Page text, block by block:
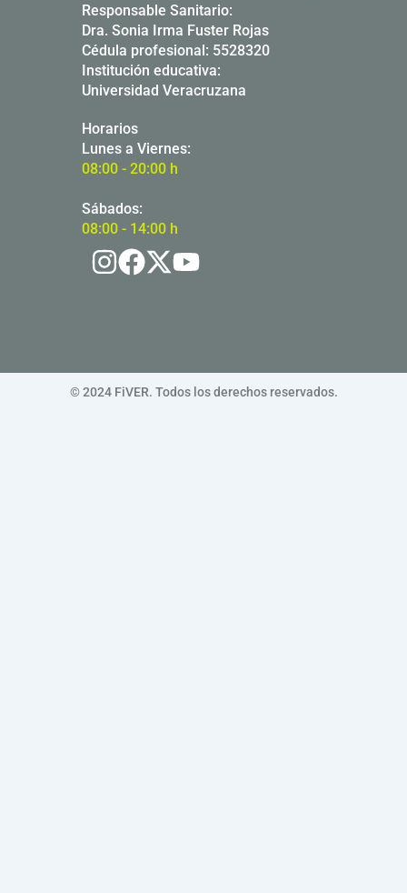
Responsable Sanitario:
Dra. Sonia Irma Fuster Rojas
Cédula profesional: 5528320
Institución educativa:
Universidad Veracruzana
Horarios
Lunes a Viernes:
08:00 - 20:00 h
Sábados:
08:00 - 14:00 h
© 2024 FiVER. Todos los derechos reservados.